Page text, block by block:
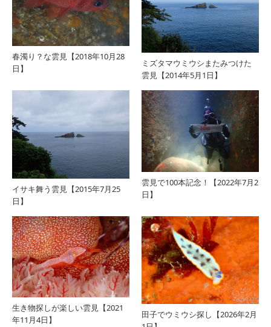
春濁り？な雲見【2018年10月28
日】
ミズタマウミウシまたみつけた
雲見【2014年5月1日】
イサキ舞う雲見【2015年7月25
日】
雲見で100本記念！【2022年7月2
日】
生き物探しが楽しい雲見【2021
年11月4日】
田子でウミウシ探し【2026年2月